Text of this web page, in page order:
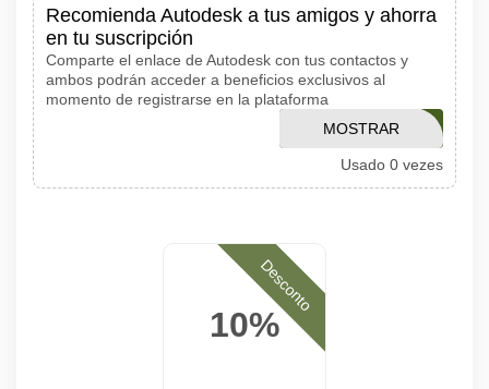
Recomienda Autodesk a tus amigos y ahorra
en tu suscripción
Comparte el enlace de Autodesk con tus contactos y
ambos podrán acceder a beneficios exclusivos al
momento de registrarse en la plataforma
TECHRAD25
MOSTRAR
CÓDIGO
Usado 0 vezes
10%
Desconto